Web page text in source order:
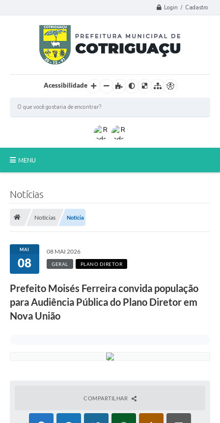
Login / Cadastro
Acessibilidade
MENU
A Prefeitura
Notícias
Secretarias
Imprensa
Arquivos para Download
Notícias
Notícias Notícia
MAI
08
08 MAI 2026
GERAL PLANO DIRETOR
Prefeito Moisés Ferreira convida população
para Audiência Pública do Plano Diretor em
Nova União
COMPARTILHAR